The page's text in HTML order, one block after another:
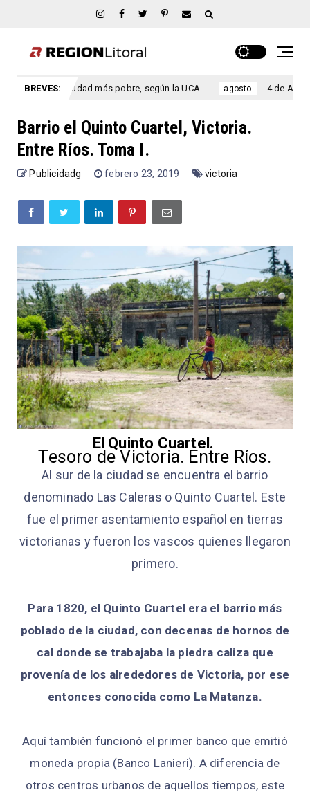
BREVES:
más pobre, según la UCA agosto 4 de Agosto – Día
Barrio el Quinto Cuartel, Victoria.
Entre Ríos. Toma I.
Publicidadg febrero 23, 2019 victoria
El Quinto Cuartel.
Tesoro de Victoria. Entre Ríos.
Al sur de la ciudad se encuentra el barrio
denominado Las Caleras o Quinto Cuartel. Este
fue el primer asentamiento español en tierras
victorianas y fueron los vascos quienes llegaron
primero.
Para 1820, el Quinto Cuartel era el barrio más
poblado de la ciudad, con decenas de hornos de
cal donde se trabajaba la piedra caliza que
provenía de los alrededores de Victoria, por ese
entonces conocida como La Matanza.
Aquí también funcionó el primer banco que emitió
moneda propia (Banco Lanieri). A diferencia de
otros centros urbanos de aquellos tiempos, este